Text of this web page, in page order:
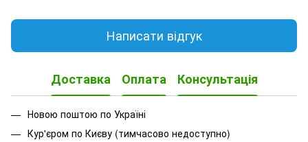
Написати відгук
Доставка Оплата Консультація
Новою поштою по Україні
Кур'єром по Києву (тимчасово недоступно)